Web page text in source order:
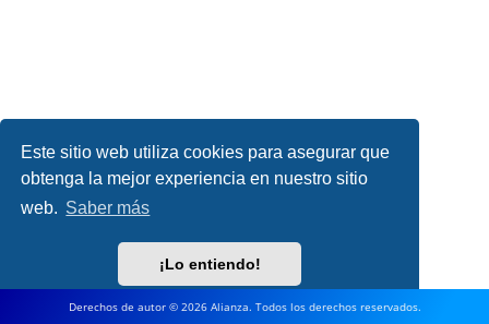
Este sitio web utiliza cookies para asegurar que
obtenga la mejor experiencia en nuestro sitio
web. Saber más
¡Lo entiendo!
Derechos de autor © 2026 Alianza. Todos los derechos reservados.